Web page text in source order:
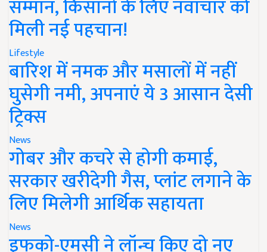
सम्मान, किसानों के लिए नवाचार को
मिली नई पहचान!
Lifestyle
बारिश में नमक और मसालों में नहीं
घुसेगी नमी, अपनाएं ये 3 आसान देसी
ट्रिक्स
News
गोबर और कचरे से होगी कमाई,
सरकार खरीदेगी गैस, प्लांट लगाने के
लिए मिलेगी आर्थिक सहायता
News
इफको-एमसी ने लॉन्च किए दो नए